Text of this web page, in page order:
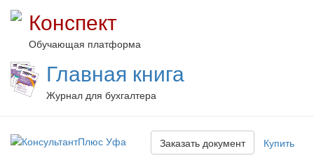
Конспект
Обучающая платформа
Главная книга
Журнал для бухгалтера
Купить
Заказать документ